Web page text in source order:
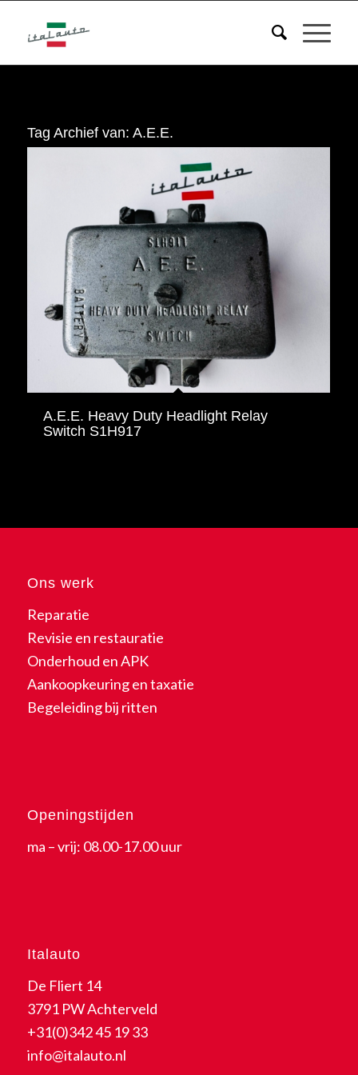
Tag Archief van: A.E.E.
A.E.E. Heavy Duty Headlight Relay
Switch S1H917
Ons werk
Reparatie
Revisie en restauratie
Onderhoud en APK
Aankoopkeuring en taxatie
Begeleiding bij ritten
Openingstijden
ma – vrij: 08.00-17.00 uur
Italauto
De Fliert 14
3791 PW Achterveld
+31(0)342 45 19 33
info@italauto.nl